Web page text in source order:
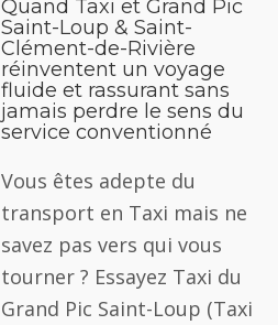
Quand Taxi et Grand Pic
Saint-Loup & Saint-
Clément-de-Rivière
réinventent un voyage
fluide et rassurant sans
jamais perdre le sens du
service conventionné
Vous êtes adepte du
transport en Taxi mais ne
savez pas vers qui vous
tourner ? Essayez Taxi du
Grand Pic Saint-Loup (Taxi